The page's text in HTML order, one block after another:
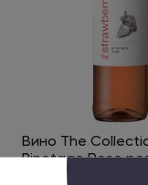
Вино The
Pinotage Rose
сухое, 0.75л